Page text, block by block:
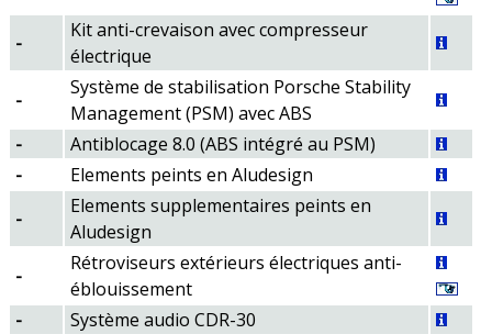
Intérieur Alcantara
Intérieur aluminium
Intérieur bois
Intérieur carbone
Intérieur cuir
Jantes
Sièges cuir
Teintes
Transmission
Usine
-
Kit anti-crevaison avec compresseur
électrique
-
Système de stabilisation Porsche Stability
Management (PSM) avec ABS
-
Antiblocage 8.0 (ABS intégré au PSM)
-
Elements peints en Aludesign
-
Elements supplementaires peints en
Aludesign
-
Rétroviseurs extérieurs électriques anti-
éblouissement
-
Système audio CDR-30